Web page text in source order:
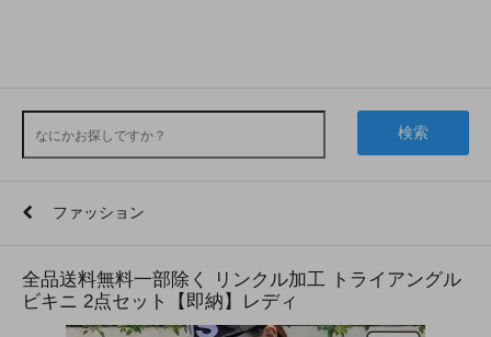
検索
ファッション
全品送料無料一部除く リンクル加工 トライアングル
ビキニ 2点セット【即納】レディ